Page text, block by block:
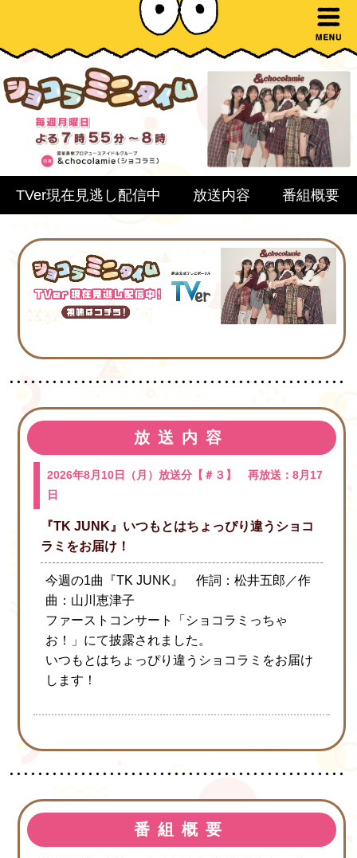
TVer現在見逃し配信中 放送内容 番組概要
放送内容
2026年8月10日（月）放送分【＃３】 再放送：8月17
日
『TK JUNK』いつもとはちょっぴり違うショコ
ラミをお届け！
今週の1曲『TK JUNK』 作詞：松井五郎／作
曲：山川恵津子
ファーストコンサート「ショコラミっちゃ
お！」にて披露されました。
いつもとはちょっぴり違うショコラミをお届け
します！
番組概要